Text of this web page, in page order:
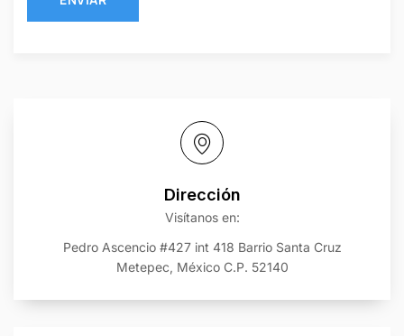
Dirección
Visítanos en:
Pedro Ascencio #427 int 418 Barrio Santa Cruz
Metepec, México C.P. 52140